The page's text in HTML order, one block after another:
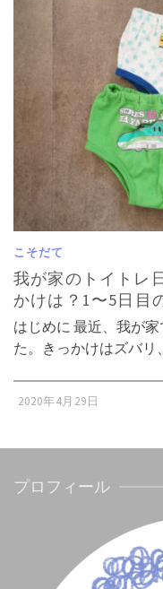
こそだて
我が家のトイトレ
かけは？1〜5日目
はじめに 最近、我が
た。きっかけはズバ
2020年4月29日
プロフィール